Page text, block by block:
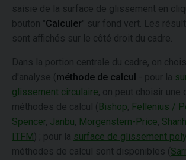
saisie de la surface de glissement en
bouton "Calculer" sur fond vert. Les
sont affichés sur le côté droit du cadre.
Dans la portion centrale du cadre, on
d'analyse ( méthode de calcul - pour la
glissement circulaire, on peut choisir une
méthodes de calcul ( Bishop, Fellenius /
Spencer, Janbu, Morgenstern-Price,
ITFM) ; pour la surface de glissement
méthodes de calcul sont disponibles (